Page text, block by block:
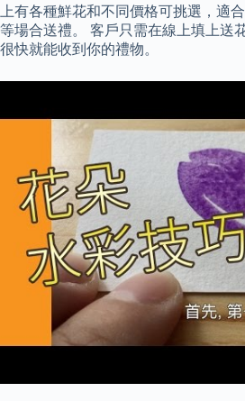
上有各種鮮花和不同價格可挑選，適
等場合送禮。 客戶只需在線上填上送
很快就能收到你的禮物。